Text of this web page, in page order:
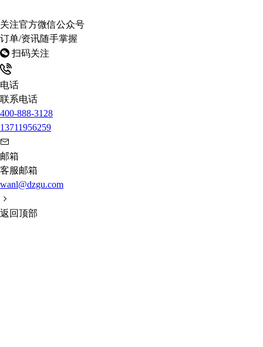
关注官方微信公众号
订单/资讯随手掌握
扫码关注
电话
联系电话
400-888-3128
13711956259
邮箱
客服邮箱
wanl@dzgu.com
返回顶部